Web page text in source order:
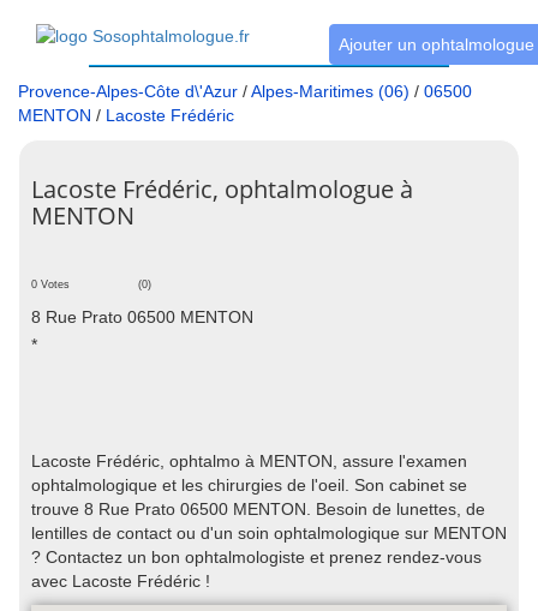
Ajouter un ophtalmologue
Provence-Alpes-Côte d\'Azur /Alpes-Maritimes (06) / 06500
MENTON / Lacoste Frédéric
Lacoste Frédéric, ophtalmologue à
MENTON
0 Votes (0)
8 Rue Prato 06500 MENTON
*
Lacoste Frédéric, ophtalmo à MENTON, assure l'examen
ophtalmologique et les chirurgies de l'oeil. Son cabinet se
trouve 8 Rue Prato 06500 MENTON. Besoin de lunettes, de
lentilles de contact ou d'un soin ophtalmologique sur MENTON
? Contactez un bon ophtalmologiste et prenez rendez-vous
avec Lacoste Frédéric !